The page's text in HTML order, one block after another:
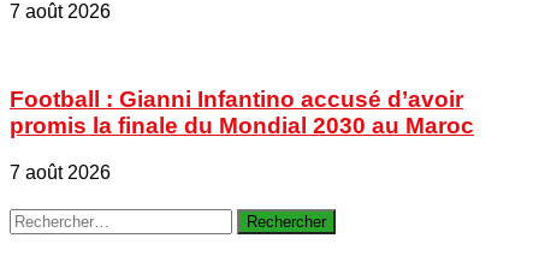
7 août 2026
Football : Gianni Infantino accusé d’avoir
promis la finale du Mondial 2030 au Maroc
7 août 2026
Rechercher :